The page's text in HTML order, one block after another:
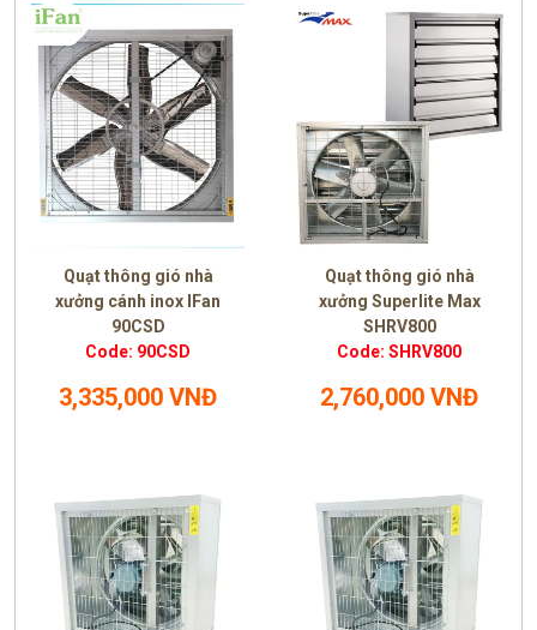
Quạt thông gió nhà
xưởng cánh inox IFan
90CSD
Code: 90CSD
3,335,000 VNĐ
Quạt thông gió nhà
xưởng Superlite Max
SHRV800
Code: SHRV800
2,760,000 VNĐ